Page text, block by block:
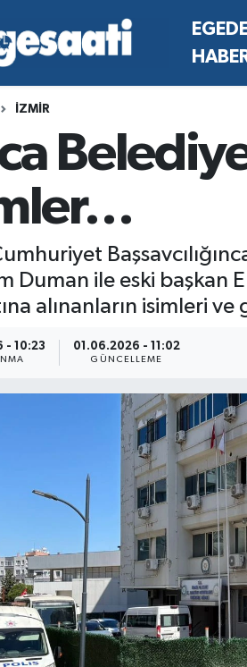
İZMİR
Duman ile eski başkan
alınanların isimleri ve
- 10:23 01.06.2026 - 11:02
GÜNCELLEME
ve Fikstür